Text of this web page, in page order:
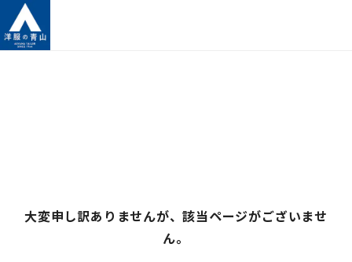
大変申し訳ありませんが、該当ページがございませ
ん。